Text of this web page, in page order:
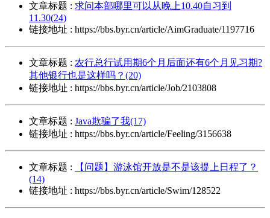
文章标题 : 求问本部哪里可以从晚上10.40自习到
11.30(24)
链接地址 : https://bbs.byr.cn/article/AimGraduate/1197716
文章标题 : 农行总行试用期6个月后面还有6个月见习期?
其他银行也是这样吗？(20)
链接地址 : https://bbs.byr.cn/article/Job/2103808
文章标题 : Java欺骗了我(17)
链接地址 : https://bbs.byr.cn/article/Feeling/3156638
文章标题 :
【问题】游泳馆开放是不是该提上日程了？
(14)
链接地址 : https://bbs.byr.cn/article/Swim/128522